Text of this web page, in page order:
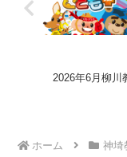
2026年6月柳川
ホーム 神埼